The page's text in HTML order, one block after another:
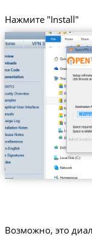
Нажмите "Install"
Возможно, это